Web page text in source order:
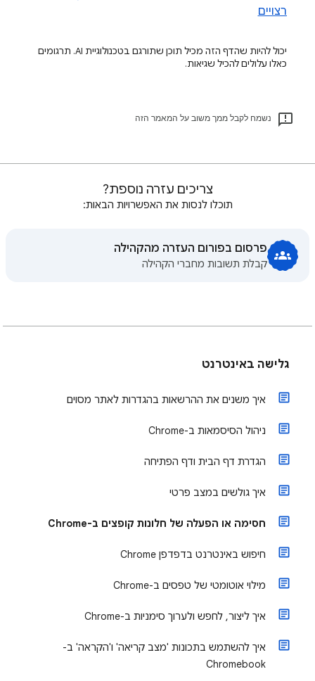
רצויים
יכול להיות שהדף הזה מכיל תוכן שתורגם בטכנולוגיית AI. תרגומים
כאלו עלולים להכיל שגיאות.
נשמח לקבל ממך משוב על המאמר הזה
צריכים עזרה נוספת?
תוכלו לנסות את האפשרויות הבאות:
פרסום בפורום העזרה מהקהילה
קבלת תשובות מחברי הקהילה
גלישה באינטרנט
איך משנים את ההרשאות בהגדרות לאתר מסוים
ניהול הסיסמאות ב-Chrome
הגדרת דף הבית ודף הפתיחה
איך גולשים במצב פרטי
חסימה או הפעלה של חלונות קופצים ב-Chrome
חיפוש באינטרנט בדפדפן Chrome
מילוי אוטומטי של טפסים ב-Chrome
איך ליצור, לחפש ולערוך סימניות ב-Chrome
איך להשתמש בתכונות 'מצב קריאה' ו'הקראה' ב-
Chromebook